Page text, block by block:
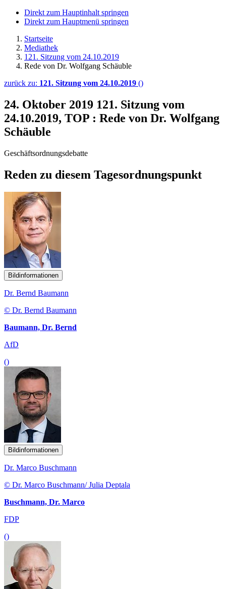
Direkt zum Hauptinhalt springen
Direkt zum Hauptmenü springen
Startseite
Mediathek
121. Sitzung vom 24.10.2019
Rede von Dr. Wolfgang Schäuble
zurück zu: 121. Sitzung vom 24.10.2019 ()
24. Oktober 2019 121. Sitzung vom
24.10.2019, TOP : Rede von Dr. Wolfgang
Schäuble
Geschäftsordnungsdebatte
Reden zu diesem Tagesordnungspunkt
Bildinformationen
Dr. Bernd Baumann
© Dr. Bernd Baumann
Baumann, Dr. Bernd
AfD
()
Bildinformationen
Dr. Marco Buschmann
© Dr. Marco Buschmann/ Julia Deptala
Buschmann, Dr. Marco
FDP
()